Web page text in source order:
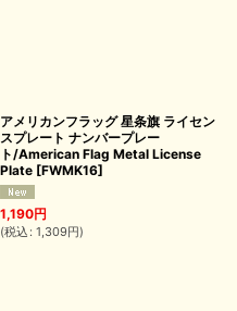
アメリカンフラッグ 星条旗 ライセン
スプレート ナンバープレー
ト/American Flag Metal License
Plate [FWMK16]
1,190円
(税込 : 1,309円)